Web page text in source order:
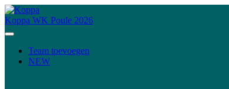
Koppa WK Poule 2026
Team toevoegen
NEW